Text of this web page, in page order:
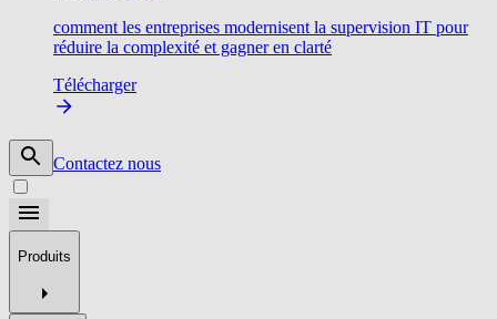
comment les entreprises modernisent la supervision IT pour
réduire la complexité et gagner en clarté
Télécharger
Contactez nous
Produits